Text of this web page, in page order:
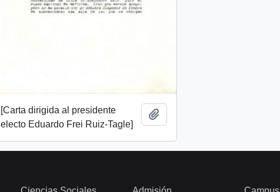
[Carta dirigida al presidente
electo Eduardo Frei Ruiz-Tagle]